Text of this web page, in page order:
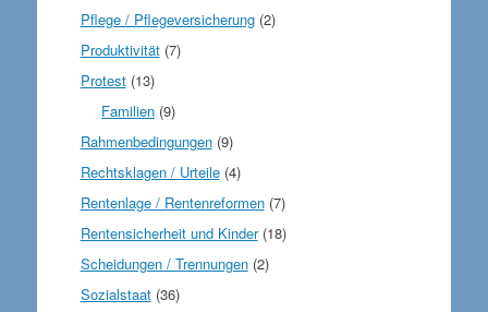
Pflege / Pflegeversicherung(2)
Produktivität(7)
Protest(13)
Familien (9)
Rahmenbedingungen(9)
Rechtsklagen / Urteile(4)
Rentenlage / Rentenreformen(7)
Rentensicherheit und Kinder(18)
Scheidungen / Trennungen(2)
Sozialstaat(36)